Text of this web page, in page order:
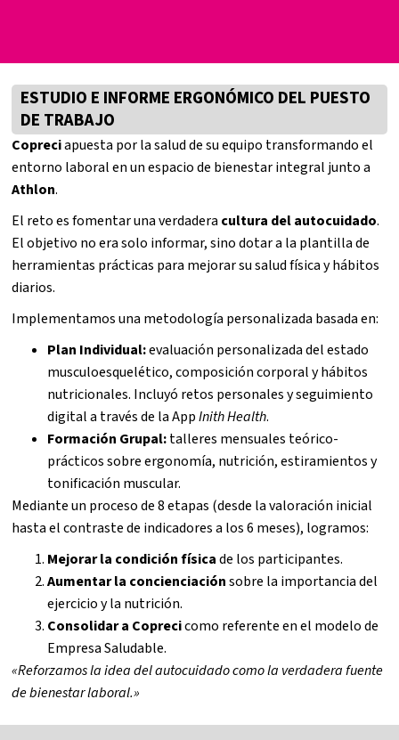
ESTUDIO E INFORME ERGONÓMICO DEL PUESTO
DE TRABAJO
Copreciapuesta por la salud de su equipo transformando el
entorno laboral en un espacio de bienestar integral junto a
Athlon.
El reto es fomentar una verdadera cultura del autocuidado.
El objetivo no era solo informar, sino dotar a la plantilla de
herramientas prácticas para mejorar su salud física y hábitos
diarios.
Implementamos una metodología personalizada basada en:
Plan Individual:evaluación personalizada del estado
musculoesquelético, composición corporal y hábitos
nutricionales. Incluyó retos personales y seguimiento
digital a través de la AppInith Health.
Formación Grupal:talleres mensuales teórico-
prácticos sobre ergonomía, nutrición, estiramientos y
tonificación muscular.
Mediante un proceso de 8 etapas (desde la valoración inicial
hasta el contraste de indicadores a los 6 meses), logramos:
Mejorar la condición físicade los participantes.
Aumentar la concienciaciónsobre la importancia del
ejercicio y la nutrición.
Consolidar a Coprecicomo referente en el modelo de
Empresa Saludable.
«Reforzamos la idea del autocuidado como la verdadera fuente
de bienestar laboral.»